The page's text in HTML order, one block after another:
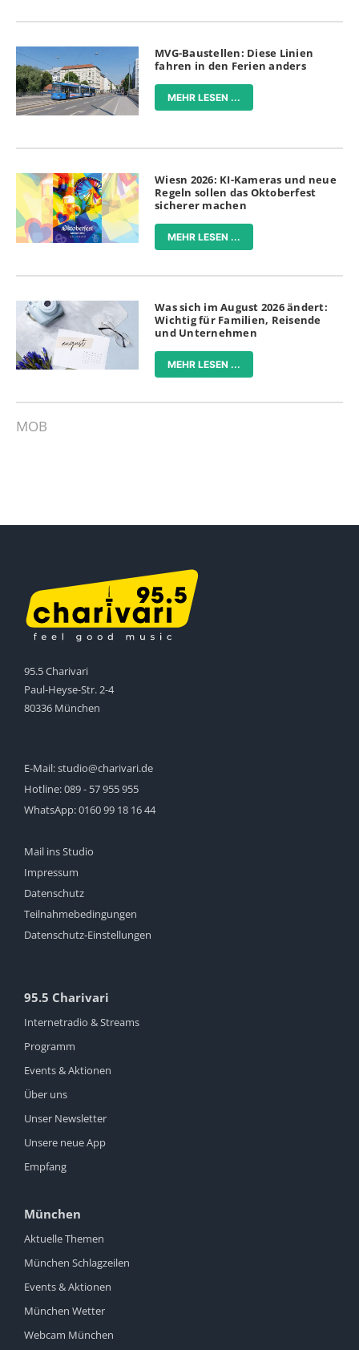
MVG-Baustellen: Diese Linien
fahren in den Ferien anders
MEHR LESEN ...
Wiesn 2026: KI-Kameras und neue
Regeln sollen das Oktoberfest
sicherer machen
MEHR LESEN ...
Was sich im August 2026 ändert:
Wichtig für Familien, Reisende
und Unternehmen
MEHR LESEN ...
MOB
95.5 Charivari
Paul-Heyse-Str. 2-4
80336 München
E-Mail:studio@charivari.de
Hotline:089 - 57 955 955
WhatsApp:0160 99 18 16 44
Mail ins Studio
Impressum
Datenschutz
Teilnahmebedingungen
Datenschutz-Einstellungen
95.5 Charivari
Internetradio & Streams
Programm
Events & Aktionen
Über uns
Unser Newsletter
Unsere neue App
Empfang
München
Aktuelle Themen
München Schlagzeilen
Events & Aktionen
München Wetter
Webcam München